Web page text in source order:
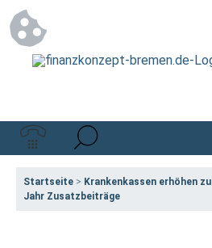
Startseite > Krankenkassen erhöhen
Jahr Zusatzbeiträge